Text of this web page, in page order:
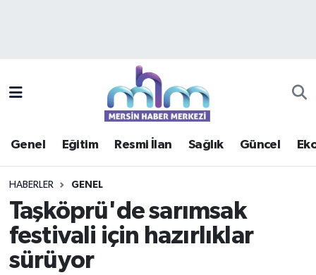
Genel Eğitim Resmi İlan Sağlık Güncel
HABERLER GENEL
Taşköprü'de sarımsak
festivali için hazırlıklar
sürüyor
Güncel
Haberde insan
Mersin Trafik Yoğunluk Haritası
Süper Lig Puan Durumu ve Fikstür
Haber Arşivi